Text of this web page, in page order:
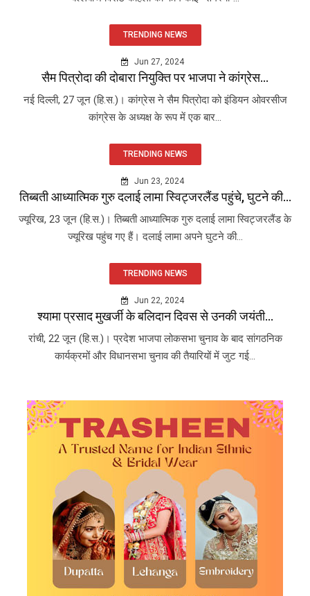
TRENDING NEWS
Jun 27, 2024
सैम पित्रोदा की दोबारा नियुक्ति पर भाजपा ने कांग्रेस...
नई दिल्ली, 27 जून (हि.स.)। कांग्रेस ने सैम पित्रोदा को इंडियन ओवरसीज
कांग्रेस के अध्यक्ष के रूप में एक बार...
TRENDING NEWS
Jun 23, 2024
तिब्बती आध्यात्मिक गुरु दलाई लामा स्विट्जरलैंड पहुंचे, घुटने की...
ज्यूरिख, 23 जून (हि.स.)। तिब्बती आध्यात्मिक गुरु दलाई लामा स्विट्जरलैंड के
ज्यूरिख पहुंच गए हैं। दलाई लामा अपने घुटने की...
TRENDING NEWS
Jun 22, 2024
श्यामा प्रसाद मुखर्जी के बलिदान दिवस से उनकी जयंती...
रांची, 22 जून (हि.स.)। प्रदेश भाजपा लोकसभा चुनाव के बाद सांगठनिक
कार्यक्रमों और विधानसभा चुनाव की तैयारियों में जुट गई...